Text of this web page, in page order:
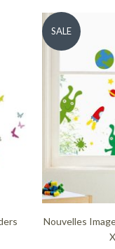
SALE
Nouvelles